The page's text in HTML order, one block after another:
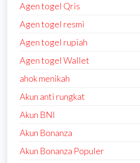
Agen togel Qris
Agen togel resmi
Agen togel rupiah
Agen togel Wallet
ahok menikah
Akun anti rungkat
Akun BNI
Akun Bonanza
Akun Bonanza Populer